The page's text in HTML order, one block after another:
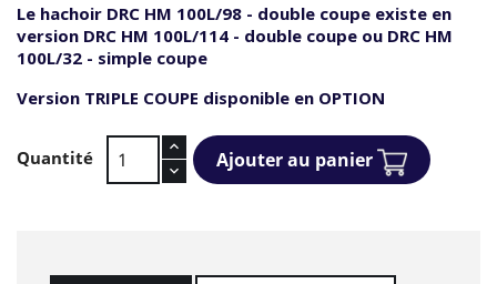
Le hachoir DRC HM 100L/98 - double coupe existe en
version DRC HM 100L/114 - double coupe ou DRC HM
100L/32 - simple coupe
Version TRIPLE COUPE disponible en OPTION
Quantité Ajouter au panier